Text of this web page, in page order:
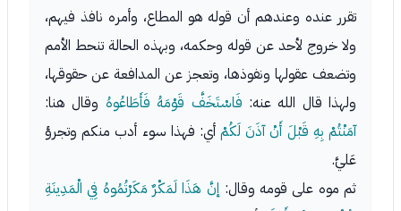
تقرر عنده وعندهم أن قوله هو المطاع، وأمره نافذ فيهم،
ولا خروج لأحد عن قوله وحكمه، وبهذه الحالة تنحط الأمم
وتضعف عقولها ونفوذها، وتعجز عن المدافعة عن حقوقها،
ولهذا قال الله عنه: فَاسْتَخَفَّ قَوْمَهُ فَأَطَاعُوهُ وقال هنا:
آمَنْتُمْ بِهِ قَبْلَ أَنْ آذَنَ لَكُمْأي: فهذا سوء أدب منكم وتجرؤ
عَليَّ.
ثم موه على قومه وقال: إنَّ هَذَا لَمَكْرٌ مَكَرْتُمُوهُ فِي الْمَدِينَةِ